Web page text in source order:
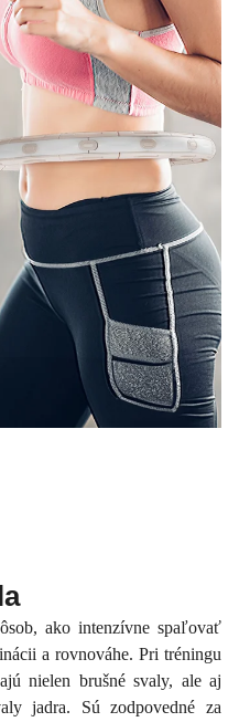
ako intenzívne spaľovať
a rovnováhe. Pri tréningu
nielen brušné svaly, ale aj
jadra. Sú zodpovedné za